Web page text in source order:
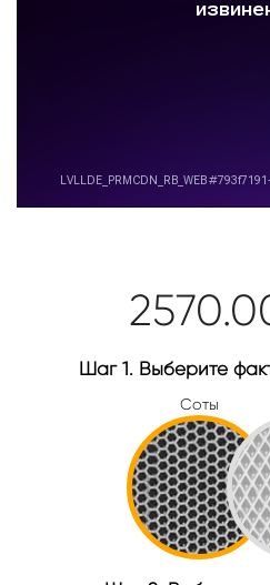
Шаг 1. Выберите
Соты